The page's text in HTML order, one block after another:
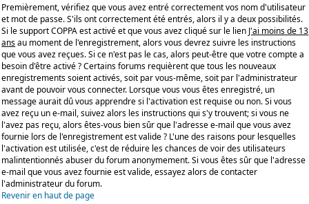
Premièrement, vérifiez que vous avez entré correctement vos nom d'utilisateur
et mot de passe. S'ils ont correctement été entrés, alors il y a deux possibilités.
Si le support COPPA est activé et que vous avez cliqué sur le lien J'ai moins de 13
ansau moment de l'enregistrement, alors vous devrez suivre les instructions
que vous avez reçues. Si ce n'est pas le cas, alors peut-être que votre compte a
besoin d'être activé ? Certains forums requièrent que tous les nouveaux
enregistrements soient activés, soit par vous-même, soit par l'administrateur
avant de pouvoir vous connecter. Lorsque vous vous êtes enregistré, un
message aurait dû vous apprendre si l'activation est requise ou non. Si vous
avez reçu un e-mail, suivez alors les instructions qui s'y trouvent; si vous ne
l'avez pas reçu, alors êtes-vous bien sûr que l'adresse e-mail que vous avez
fournie lors de l'enregistrement est valide ? L'une des raisons pour lesquelles
l'activation est utilisée, c'est de réduire les chances de voir des utilisateurs
malintentionnés abuser du forum anonymement. Si vous êtes sûr que l'adresse
e-mail que vous avez fournie est valide, essayez alors de contacter
l'administrateur du forum.
Revenir en haut de page